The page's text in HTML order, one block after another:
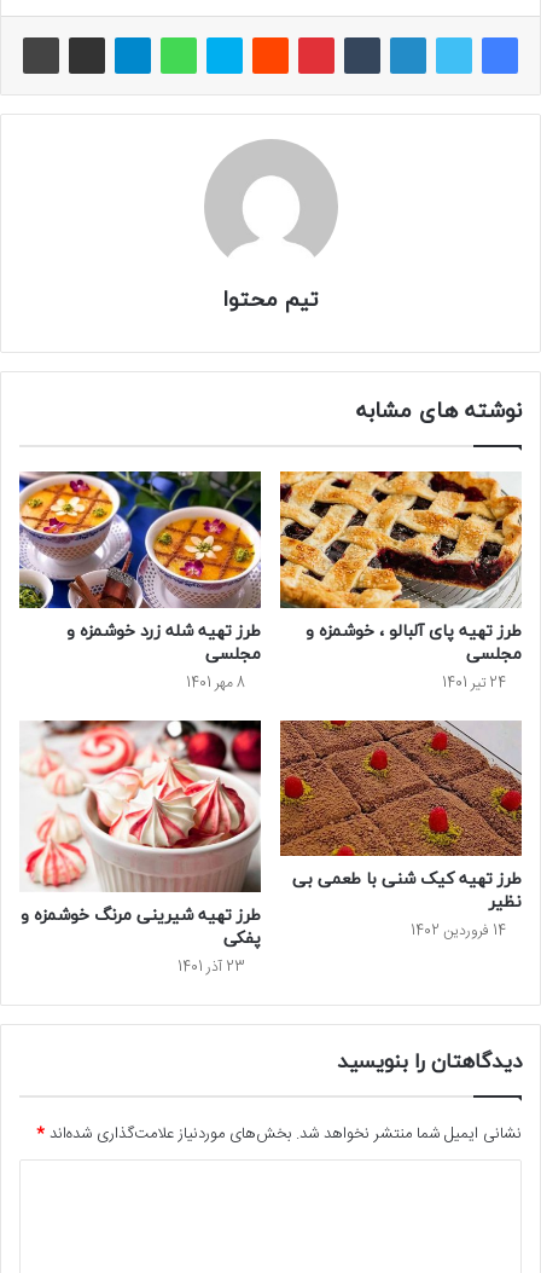
تیم محتوا
نوشته های مشابه
طرز تهیه پای آلبالو ، خوشمزه و
مجلسی
24 تیر 1401
طرز تهیه شله زرد خوشمزه و
مجلسی
8 مهر 1401
طرز تهیه کیک شنی با طعمی بی
نظیر
14 فروردین 1402
طرز تهیه شیرینی مرنگ خوشمزه و
پفکی
23 آذر 1401
دیدگاهتان را بنویسید
نشانی ایمیل شما منتشر نخواهد شد. بخش‌های موردنیاز علامت‌گذاری شده‌اند*